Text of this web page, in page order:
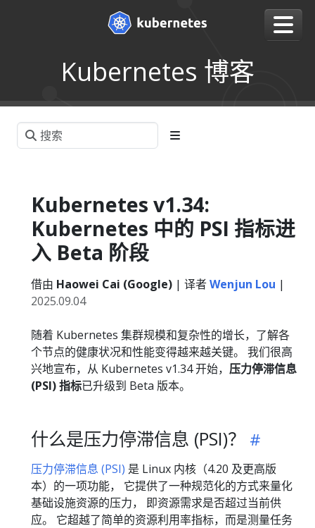
Kubernetes 博客
Kubernetes v1.34:
Kubernetes 中的 PSI 指标进
入 Beta 阶段
借由 Haowei Cai (Google) | 译者Wenjun Lou |
2025.09.04
随着 Kubernetes 集群规模和复杂性的增长，了解各
个节点的健康状况和性能变得越来越关键。 我们很高
兴地宣布，从 Kubernetes v1.34 开始， 压力停滞信息
(PSI) 指标已升级到 Beta 版本。
什么是压力停滞信息 (PSI)？
压力停滞信息 (PSI) 是 Linux 内核（4.20 及更高版
本）的一项功能， 它提供了一种规范化的方式来量化
基础设施资源的压力， 即资源需求是否超过当前供
应。 它超越了简单的资源利用率指标，而是测量任务